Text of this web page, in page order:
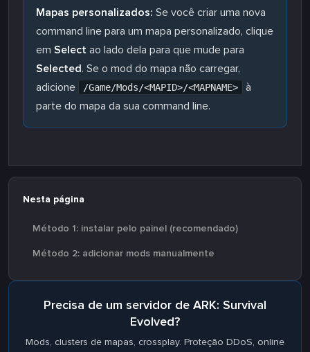
Mapas personalizados: Se você criar uma nova
command line para um mapa personalizado, clique
em Select ao lado dela para que mude para
Selected. Se o mod do mapa não carregar,
adicione
/Game/Mods/<MAPID>/<MAPNAME>
à
parte do mapa da sua command line.
Nesta página
Método 1: instalar pelo painel (recomendado)
Método 2: adicionar mods manualmente
Precisa de um servidor de ARK: Survival
Evolved?
Mods, clusters de mapas, crossplay. Proteção DDoS, online